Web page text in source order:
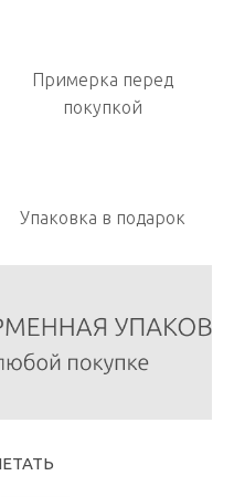
Примерка перед
покупкой
Упаковка в подарок